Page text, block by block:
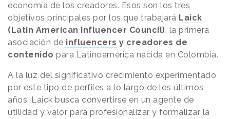
economía de los creadores. Esos son los tres
objetivos principales por los que trabajará Laick
(Latin American Influencer Council), la primera
asociación de influencers y creadores de
contenido para Latinoamérica nacida en Colombia.
A la luz del significativo crecimiento experimentado
por este tipo de perfiles a lo largo de los últimos
años, Laick busca convertirse en un agente de
utilidad y valor para profesionalizar y formalizar la